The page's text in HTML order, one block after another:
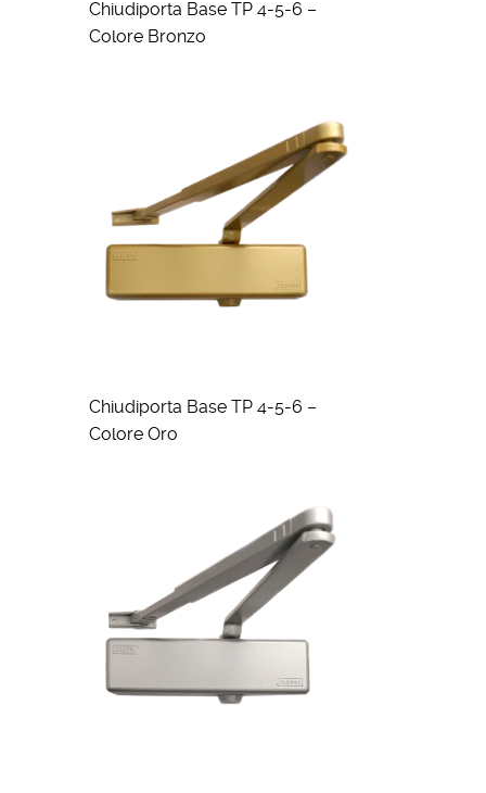
Chiudiporta Base TP 4-5-6 –
Colore Bronzo
Chiudiporta Base TP 4-5-6 –
Colore Oro